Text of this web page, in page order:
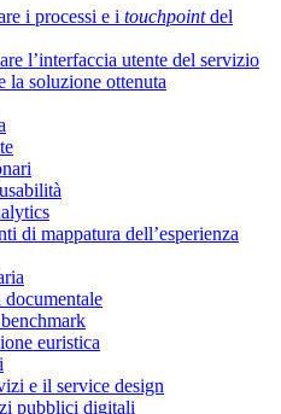
i processi e i touchpointdel
l’interfaccia utente del servizio
la soluzione ottenuta
di mappatura dell’esperienza
euristica
e il service design
pubblici digitali